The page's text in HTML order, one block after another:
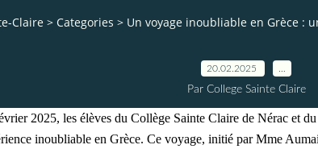
Claire > Categories > Un voyage inoubliable en Grèce :
20.02.2025
Par College Sainte Claire
2025, les élèves du Collège Sainte Claire de Nérac et
inoubliable en Grèce. Ce voyage, initié par Mme